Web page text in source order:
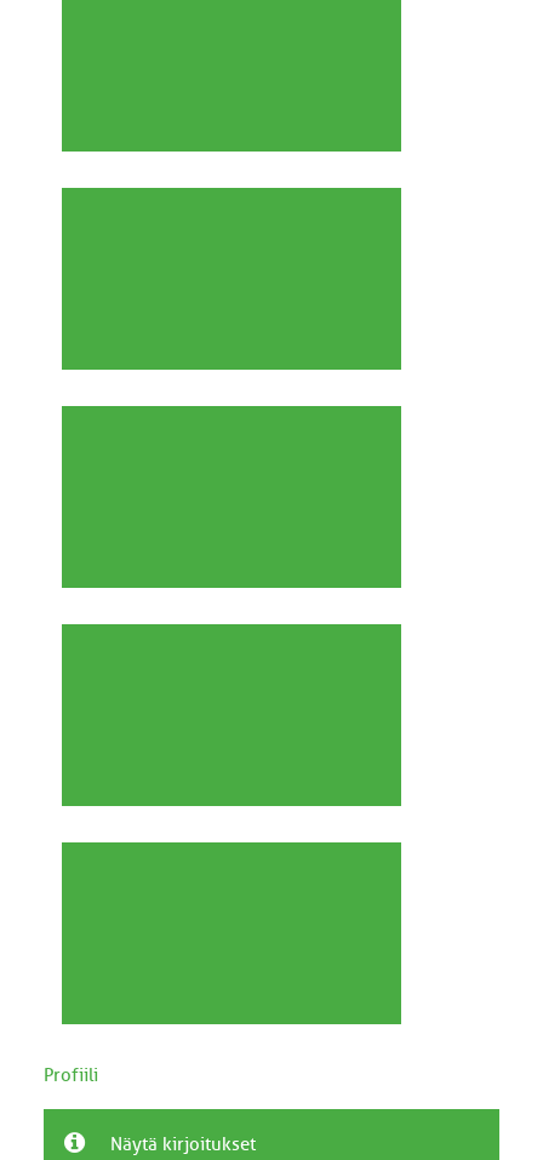
Profiili
Näytä kirjoitukset